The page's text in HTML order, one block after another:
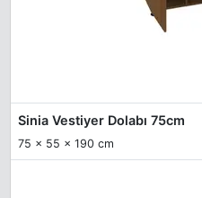
Sinia Vestiyer Dolabı 75cm
75 x 55 x 190 cm